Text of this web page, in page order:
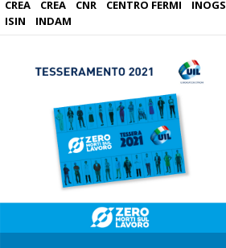
CREA
CREA CNR CENTRO FERMI
INOGS
ISIN
INDAM